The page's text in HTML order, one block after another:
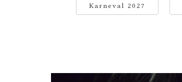
Karneval 2027